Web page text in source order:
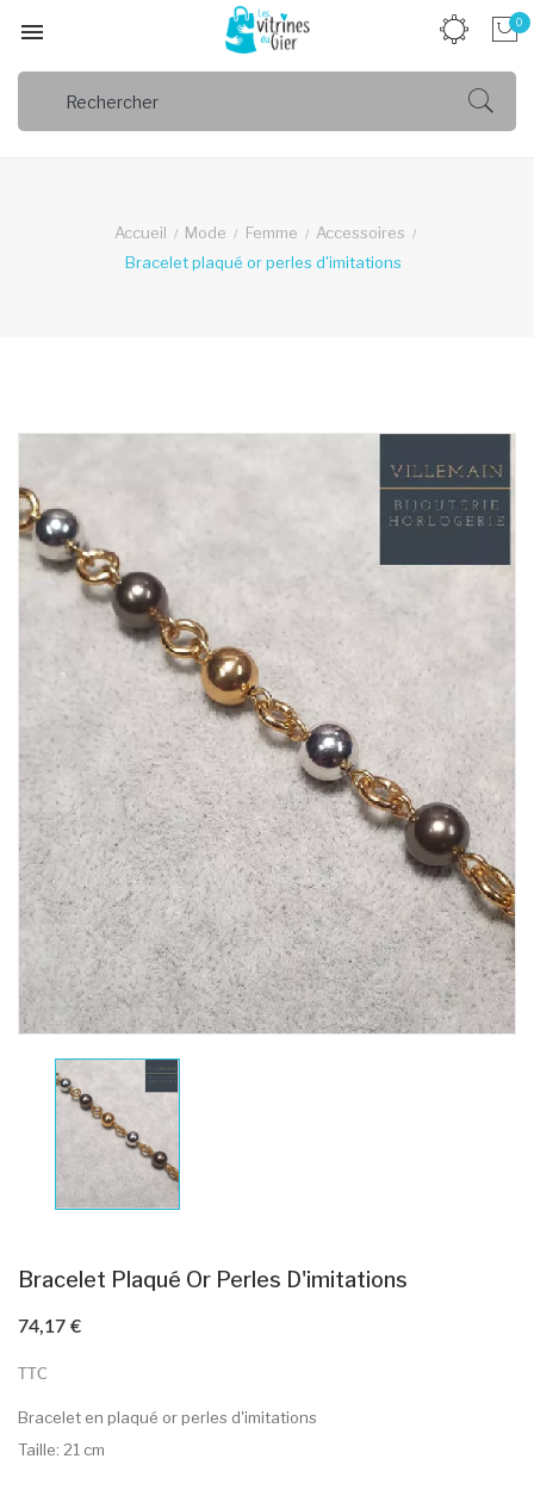
 0
Accueil Mode Femme
Accessoires
Bracelet plaqué or perles d'imitations
Bracelet Plaqué Or Perles D'imitations
74,17 €
TTC
Bracelet en plaqué or perles d'imitations
Taille: 21 cm